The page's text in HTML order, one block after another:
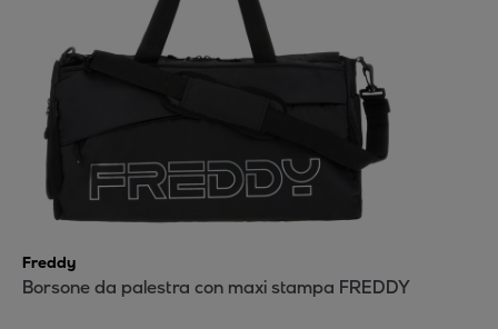
Freddy
Borsone da palestra con maxi stampa FREDDY